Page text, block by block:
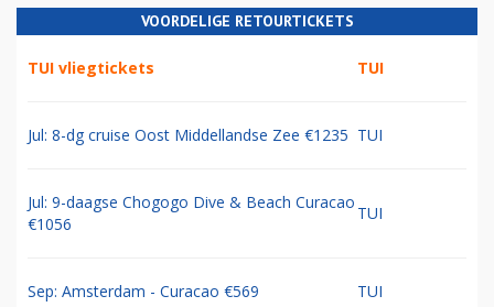
VOORDELIGE RETOURTICKETS
TUI vliegtickets TUI
Jul: 8-dg cruise Oost Middellandse Zee €1235 TUI
Jul: 9-daagse Chogogo Dive & Beach Curacao
€1056
TUI
Sep: Amsterdam - Curacao €569 TUI